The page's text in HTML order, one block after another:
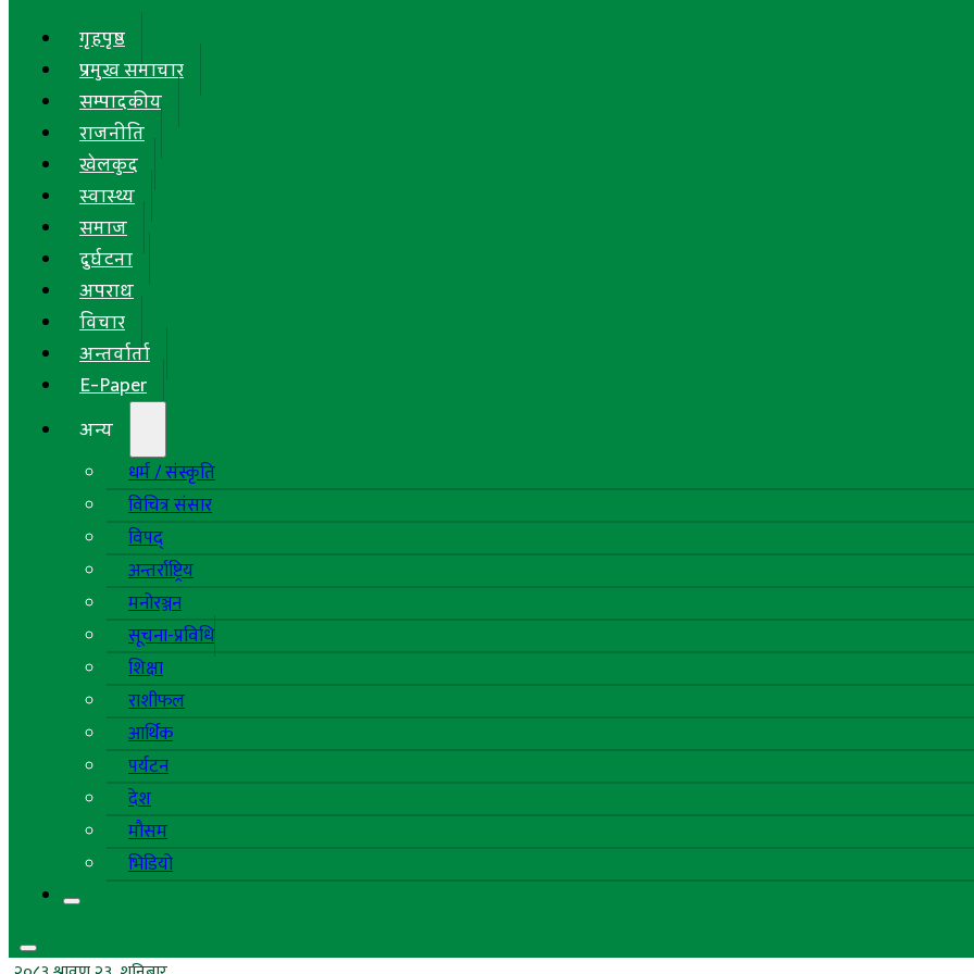
गृहपृष्ठ
प्रमुख समाचार
सम्पादकीय
राजनीति
खेलकुद
स्वास्थ्य
समाज
दुर्घटना
अपराध
विचार
अन्तर्वार्ता
E-Paper
अन्य
धर्म / संस्कृति
विचित्र संसार
विपद्
अन्तर्राष्ट्रिय
मनोरञ्जन
सूचना-प्रविधि
शिक्षा
राशीफल
आर्थिक
पर्यटन
देश
मौसम
भिडियो